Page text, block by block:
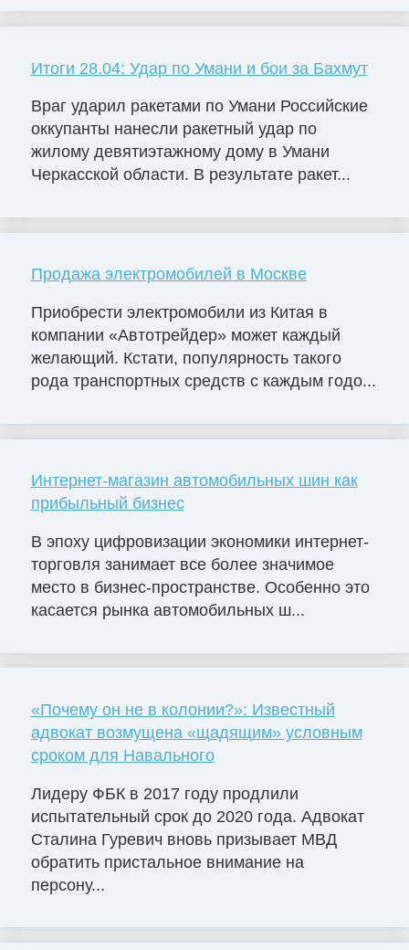
Итоги 28.04: Удар по Умани и бои за Бахмут
Враг ударил ракетами по Умани Российские
оккупанты нанесли ракетный удар по
жилому девятиэтажному дому в Умани
Черкасской области. В результате ракет...
Продажа электромобилей в Москве
Приобрести электромобили из Китая в
компании «Автотрейдер» может каждый
желающий. Кстати, популярность такого
рода транспортных средств с каждым годо...
Интернет-магазин автомобильных шин как
прибыльный бизнес
В эпоху цифровизации экономики интернет-
торговля занимает все более значимое
место в бизнес-пространстве. Особенно это
касается рынка автомобильных ш...
«Почему он не в колонии?»: Известный
адвокат возмущена «щадящим» условным
сроком для Навального
Лидеру ФБК в 2017 году продлили
испытательный срок до 2020 года. Адвокат
Сталина Гуревич вновь призывает МВД
обратить пристальное внимание на
персону...